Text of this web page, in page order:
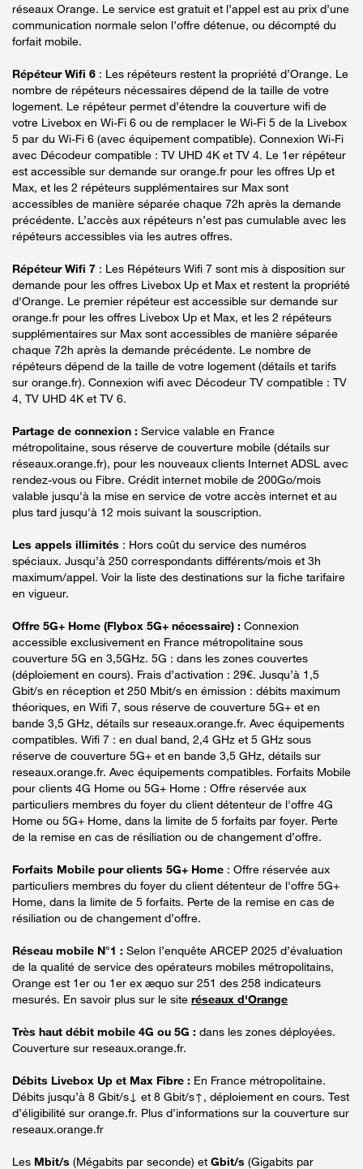
réseaux Orange. Le service est gratuit et l’appel est au prix d’une
communication normale selon l’offre détenue, ou décompté du
forfait mobile.
Répéteur Wifi 6 : Les répéteurs restent la propriété d’Orange. Le
nombre de répéteurs nécessaires dépend de la taille de votre
logement. Le répéteur permet d’étendre la couverture wifi de
votre Livebox en Wi-Fi 6 ou de remplacer le Wi-Fi 5 de la Livebox
5 par du Wi-Fi 6 (avec équipement compatible). Connexion Wi-Fi
avec Décodeur compatible : TV UHD 4K et TV 4. Le 1er répéteur
est accessible sur demande sur orange.fr pour les offres Up et
Max, et les 2 répéteurs supplémentaires sur Max sont
accessibles de manière séparée chaque 72h après la demande
précédente. L’accès aux répéteurs n’est pas cumulable avec les
répéteurs accessibles via les autres offres.
Répéteur Wifi 7 : Les Répéteurs Wifi 7 sont mis à disposition sur
demande pour les offres Livebox Up et Max et restent la propriété
d'Orange. Le premier répéteur est accessible sur demande sur
orange.fr pour les offres Livebox Up et Max, et les 2 répéteurs
supplémentaires sur Max sont accessibles de manière séparée
chaque 72h après la demande précédente. Le nombre de
répéteurs dépend de la taille de votre logement (détails et tarifs
sur orange.fr). Connexion wifi avec Décodeur TV compatible : TV
4, TV UHD 4K et TV 6.
Partage de connexion : Service valable en France
métropolitaine, sous réserve de couverture mobile (détails sur
réseaux.orange.fr), pour les nouveaux clients Internet ADSL avec
rendez-vous ou Fibre. Crédit internet mobile de 200Go/mois
valable jusqu'à la mise en service de votre accès internet et au
plus tard jusqu'à 12 mois suivant la souscription.
Les appels illimités : Hors coût du service des numéros
spéciaux. Jusqu’à 250 correspondants différents/mois et 3h
maximum/appel. Voir la liste des destinations sur la fiche tarifaire
en vigueur.
Offre 5G+ Home (Flybox 5G+ nécessaire) : Connexion
accessible exclusivement en France métropolitaine sous
couverture 5G en 3,5GHz. 5G : dans les zones couvertes
(déploiement en cours). Frais d’activation : 29€. Jusqu’à 1,5
Gbit/s en réception et 250 Mbit/s en émission : débits maximum
théoriques, en Wifi 7, sous réserve de couverture 5G+ et en
bande 3,5 GHz, détails sur reseaux.orange.fr. Avec équipements
compatibles. Wifi 7 : en dual band, 2,4 GHz et 5 GHz sous
réserve de couverture 5G+ et en bande 3,5 GHz, détails sur
reseaux.orange.fr. Avec équipements compatibles. Forfaits Mobile
pour clients 4G Home ou 5G+ Home : Offre réservée aux
particuliers membres du foyer du client détenteur de l'offre 4G
Home ou 5G+ Home, dans la limite de 5 forfaits par foyer. Perte
de la remise en cas de résiliation ou de changement d’offre.
Forfaits Mobile pour clients 5G+ Home : Offre réservée aux
particuliers membres du foyer du client détenteur de l'offre 5G+
Home, dans la limite de 5 forfaits. Perte de la remise en cas de
résiliation ou de changement d’offre.
Réseau mobile N°1 : Selon l’enquête ARCEP 2025 d’évaluation
de la qualité de service des opérateurs mobiles métropolitains,
Orange est 1er ou 1er ex æquo sur 251 des 258 indicateurs
mesurés. En savoir plus sur le site réseaux d'Orange
Très haut débit mobile 4G ou 5G : dans les zones déployées.
Couverture sur reseaux.orange.fr.
Débits Livebox Up et Max Fibre : En France métropolitaine.
Débits jusqu’à 8 Gbit/s↓ et 8 Gbit/s↑, déploiement en cours. Test
d’éligibilité sur orange.fr. Plus d’informations sur la couverture sur
reseaux.orange.fr
Les Mbit/s (Mégabits par seconde) et Gbit/s (Gigabits par